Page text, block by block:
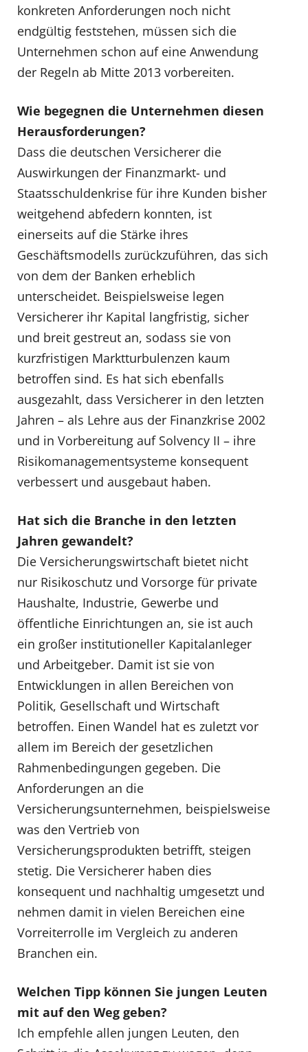
konkreten Anforderungen noch nicht
endgültig feststehen, müssen sich die
Unternehmen schon auf eine Anwendung
der Regeln ab Mitte 2013 vorbereiten.
Wie begegnen die Unternehmen diesen
Herausforderungen?
Dass die deutschen Versicherer die
Auswirkungen der Finanzmarkt- und
Staatsschuldenkrise für ihre Kunden bisher
weitgehend abfedern konnten, ist
einerseits auf die Stärke ihres
Geschäftsmodells zurückzuführen, das sich
von dem der Banken erheblich
unterscheidet. Beispielsweise legen
Versicherer ihr Kapital langfristig, sicher
und breit gestreut an, sodass sie von
kurzfristigen Marktturbulenzen kaum
betroffen sind. Es hat sich ebenfalls
ausgezahlt, dass Versicherer in den letzten
Jahren – als Lehre aus der Finanzkrise 2002
und in Vorbereitung auf Solvency II – ihre
Risikomanagementsysteme konsequent
verbessert und ausgebaut haben.
Hat sich die Branche in den letzten
Jahren gewandelt?
Die Versicherungswirtschaft bietet nicht
nur Risikoschutz und Vorsorge für private
Haushalte, Industrie, Gewerbe und
öffentliche Einrichtungen an, sie ist auch
ein großer institutioneller Kapitalanleger
und Arbeitgeber. Damit ist sie von
Entwicklungen in allen Bereichen von
Politik, Gesellschaft und Wirtschaft
betroffen. Einen Wandel hat es zuletzt vor
allem im Bereich der gesetzlichen
Rahmenbedingungen gegeben. Die
Anforderungen an die
Versicherungsunternehmen, beispielsweise
was den Vertrieb von
Versicherungsprodukten betrifft, steigen
stetig. Die Versicherer haben dies
konsequent und nachhaltig umgesetzt und
nehmen damit in vielen Bereichen eine
Vorreiterrolle im Vergleich zu anderen
Branchen ein.
Welchen Tipp können Sie jungen Leuten
mit auf den Weg geben?
Ich empfehle allen jungen Leuten, den